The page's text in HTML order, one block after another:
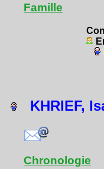
Famille
KHRIEF,
Chronologie